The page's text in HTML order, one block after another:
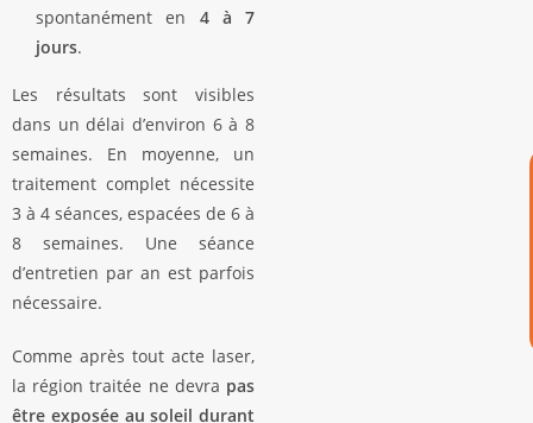
spontanément en 4 à 7
jours.
Les résultats sont visibles
dans un délai d’environ 6 à 8
semaines. En moyenne, un
traitement complet nécessite
3 à 4 séances, espacées de 6 à
8 semaines. Une séance
d’entretien par an est parfois
nécessaire.
Comme après tout acte laser,
la région traitée ne devra pas
être exposée au soleil durant